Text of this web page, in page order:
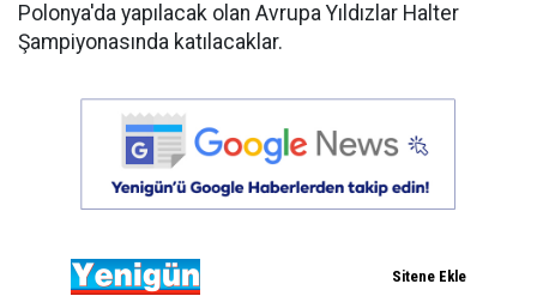
Polonya'da yapılacak olan Avrupa Yıldızlar Halter
Şampiyonasında katılacaklar.